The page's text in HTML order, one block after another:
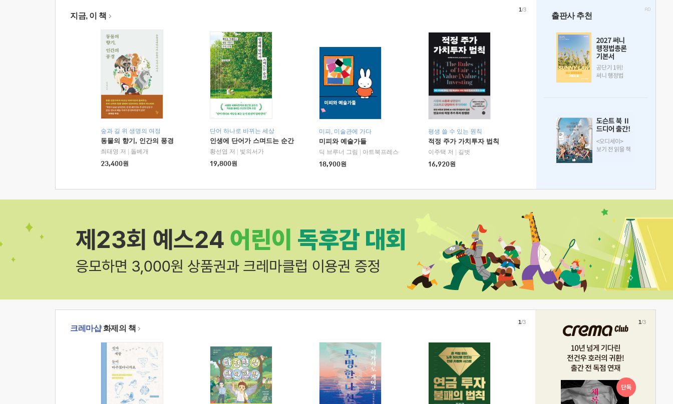
지금, 이 책
숲과 길 위 생명의 여정
동물의 향기, 인간의 풍경
최태영 저
돌베개
23,400원
단어 하나로 바뀌는 세상
인생에 단어가 스며드는 순간
황선엽 저
빛의서가
19,800원
미피, 미술관에 가다
미피와 예술가들
딕 브루너 그림
아트북프레스
18,900원
평생 쓸 수 있는 원칙
적정 주가 가치투자 법칙
이주택 저
길벗
16,920원
1/3
출판사 추천
크레마샵화제의 책
1/3 1/3